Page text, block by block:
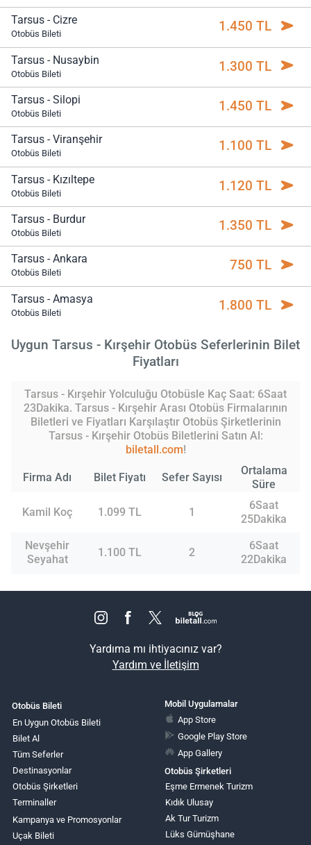
Tarsus - Cizre
Otobüs Bileti 1.450 TL
Tarsus - Nusaybin
Otobüs Bileti 1.300 TL
Tarsus - Silopi
Otobüs Bileti 1.450 TL
Tarsus - Viranşehir
Otobüs Bileti 1.100 TL
Tarsus - Kızıltepe
Otobüs Bileti 1.120 TL
Tarsus - Burdur
Otobüs Bileti 1.350 TL
Tarsus - Ankara
Otobüs Bileti 750 TL
Tarsus - Amasya
Otobüs Bileti 1.800 TL
Uygun Tarsus - Kırşehir Otobüs Seferlerinin Bilet
Fiyatları
Tarsus - Kırşehir Yolculuğu Otobüsle Kaç Saat: 6Saat
23Dakika. Tarsus - Kırşehir Arası Otobüs Firmalarının
Biletleri ve Fiyatları Karşılaştır Otobüs Şirketlerinin
Tarsus - Kırşehir Otobüs Biletlerini Satın Al:
biletall.com!
Firma Adı Bilet Fiyatı Sefer Sayısı
Ortalama
Süre
Kamil Koç 1.099 TL 1
6Saat
25Dakika
Nevşehir
Seyahat
1.100 TL 2
6Saat
22Dakika
Yardıma mı ihtiyacınız var?
Yardım ve İletişim
Otobüs Bileti
En Uygun Otobüs Bileti
Bilet Al
Tüm Seferler
Destinasyonlar
Otobüs Şirketleri
Terminaller
Kampanya ve Promosyonlar
Uçak Bileti
Mobil Uygulamalar
App Store
Google Play Store
App Gallery
Otobüs Şirketleri
Eşme Ermenek Turizm
Kıdık Ulusay
Ak Tur Turizm
Lüks Gümüşhane